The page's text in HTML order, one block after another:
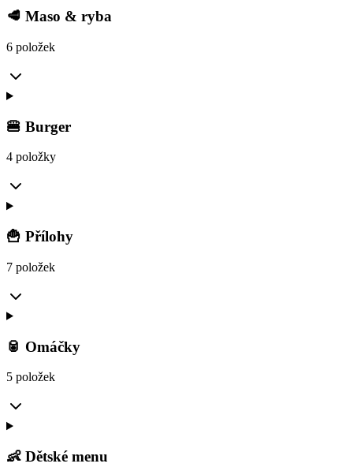
🥩 Maso & ryba
6 položek
🍔 Burger
4 položky
🍟 Přílohy
7 položek
🥫 Omáčky
5 položek
👶 Dětské menu